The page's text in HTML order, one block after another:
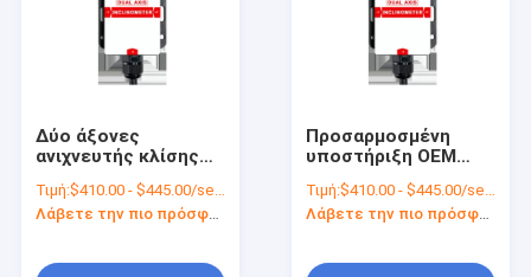
Δύο άξονες
ανιχνευτής κλίσης
μέτρηση XY σε
βιομηχανικό βαθμό
Τιμή:$410.00 - $445.00/sets
Λάβετε την πιο πρόσφατη τιμή
Προσαρμοσμένη
υποστήριξη OEM
άξονες κλίμακα για
ακριβή μέτρηση
Τιμή:$410.00 - $445.00/sets